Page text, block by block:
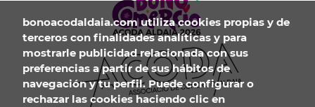
bonoacodaldaia.comutiliza cookies propias y de
terceros con finalidades analíticas y para
mostrarle publicidad relacionada con sus
preferencias a partir de sus hábitos de
navegación y tu perfil. Puede configurar o
rechazar las cookies haciendo clic en